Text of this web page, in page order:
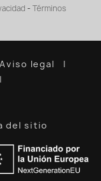
- Términos
Aviso legal
del sitio